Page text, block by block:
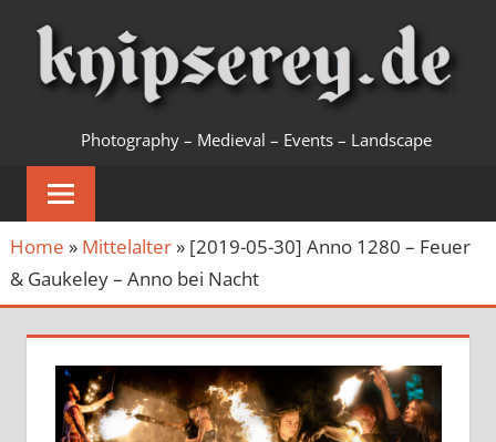
springen
KNIPSEREY
Photography – Medieval – Events – Landscape
Home » Mittelalter» [2019-05-30] Anno 1280 – Feuer
& Gaukeley – Anno bei Nacht